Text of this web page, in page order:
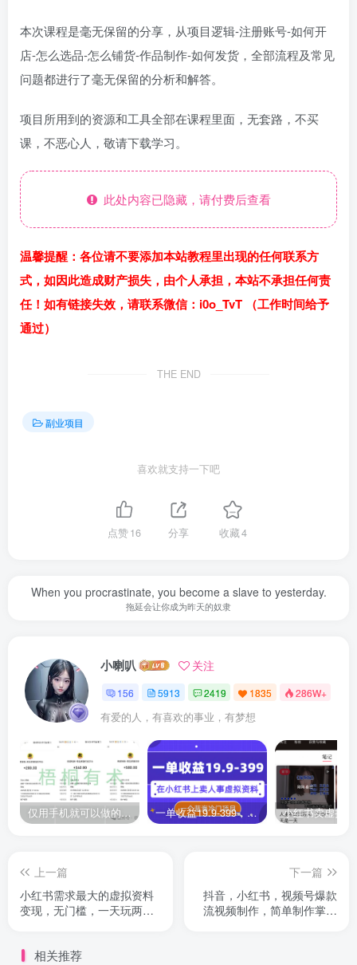
本次课程是毫无保留的分享，从项目逻辑-注册账号-如何开
店-怎么选品-怎么铺货-作品制作-如何发货，全部流程及常见
问题都进行了毫无保留的分析和解答。
项目所用到的资源和工具全部在课程里面，无套路，不买
课，不恶心人，敬请下载学习。
此处内容已隐藏，请付费后查看
温馨提醒：各位请不要添加本站教程里出现的任何联系方
式，如因此造成财产损失，由个人承担，本站不承担任何责
任！如有链接失效，请联系微信：i0o_TvT （工作时间给予
通过）
THE END
副业项目
喜欢就支持一下吧
点赞16 分享 收藏4
When you procrastinate, you become a slave to yesterday.
拖延会让你成为昨天的奴隶
小喇叭 关注
156 5913 2419 1835 286W+
有爱的人，有喜欢的事业，有梦想
仅用手机就可以做的小项目，当天就能见钱，每天100-300 一单收益19.9-399，一个蓝海冷门项目，在小红书上卖人事虚拟资料
上一篇
小红书需求最大的虚拟资料
变现，无门槛，一天玩两小
下一篇
抖音，小红书，视频号爆款
流视频制作，简单制作掌握
相关推荐